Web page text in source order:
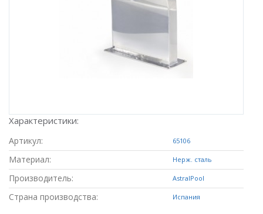
Характеристики:
Артикул: 65106
Материал: Нерж. сталь
Производитель: AstralPool
Страна производства: Испания